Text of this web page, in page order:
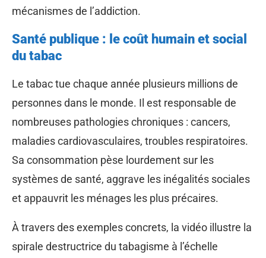
mécanismes de l’addiction.
Santé publique : le coût humain et social
du tabac
Le tabac tue chaque année plusieurs millions de
personnes dans le monde. Il est responsable de
nombreuses pathologies chroniques : cancers,
maladies cardiovasculaires, troubles respiratoires.
Sa consommation pèse lourdement sur les
systèmes de santé, aggrave les inégalités sociales
et appauvrit les ménages les plus précaires.
À travers des exemples concrets, la vidéo illustre la
spirale destructrice du tabagisme à l’échelle